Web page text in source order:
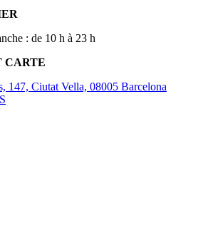
: de 10 h à 23 h
CARTE
147, Ciutat Vella, 08005 Barcelona